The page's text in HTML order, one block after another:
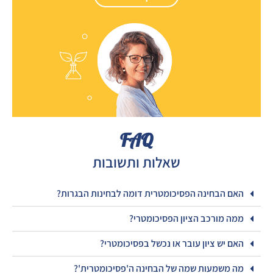
FAQ
שאלות ותשובות
האם הבחינה הפסיכומטרית דומה לבחינות הבגרות?
ממה מורכב הציון הפסיכומטרי?
האם יש ציון עובר או נכשל בפסיכומטרי?
מה משמעות שמה של הבחינה ה'פסיכומטרית'?